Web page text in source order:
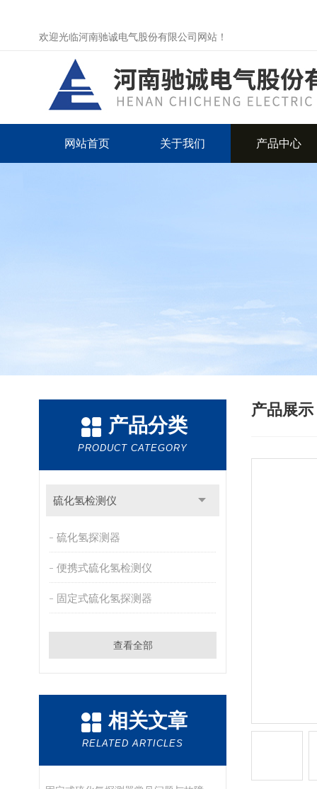
欢迎光临河南驰诚电气股份有限公司网站！
网站首页 关于我们 产品中心
产品分类
PRODUCT CATEGORY
硫化氢检测仪
硫化氢探测器
便携式硫化氢检测仪
固定式硫化氢探测器
查看全部
相关文章
RELATED ARTICLES
产品展示